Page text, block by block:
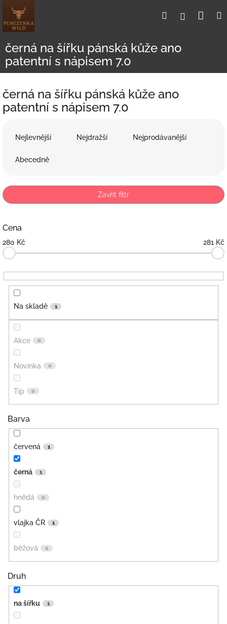
obsah
HledatPřihlášení
černá na šířku pánská kůže ano
patentní s nápisem 7.0
černá na šířku pánská kůže ano
patentní s nápisem 7.0
p
r
d
k
t
ů
Nejlevnější Nejdražší Nejprodávanější
Abecedně
Zavřít filtr
Cena
280 Kč 281 Kč
Na skladě 1
Akce 0
Novinka 0
Tip 0
Barva
červená 1
černá 1
hnědá 0
vlajka ČR 1
běžová 0
Druh
na šířku 1